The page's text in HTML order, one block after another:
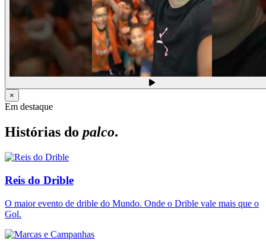
×
Em destaque
Histórias do palco.
Reis do Drible
O maior evento de drible do Mundo. Onde o Drible vale mais que o
Gol.